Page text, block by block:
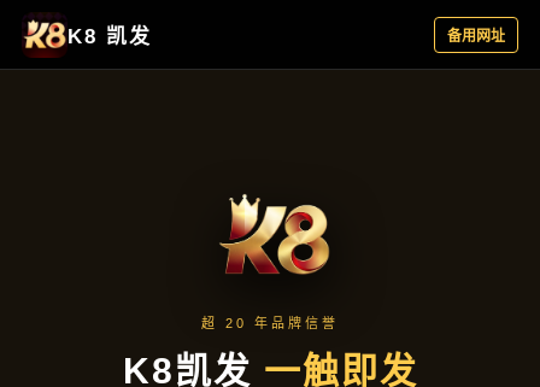
项目实录
首页 项目实录